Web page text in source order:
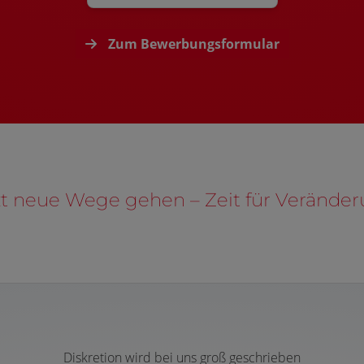
Zum Bewerbungsformular
neue Wege gehen – Zeit für
Diskretion wird bei uns groß geschrieben